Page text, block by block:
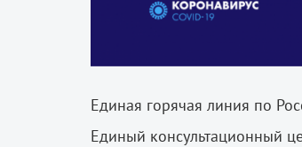
Единая горячая линия по
Единый консультационный